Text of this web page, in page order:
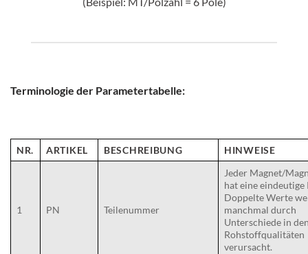
Terminologie der Parametertabelle:
NR. ARTIKEL BESCHREIBUNG HINWEISE
1 PN Teilenummer
Jeder Magnet/
hat eine eindeutige
Doppelte Werte
manchmal durch
Unterschiede in
Rohstoffqualitäten
verursacht.